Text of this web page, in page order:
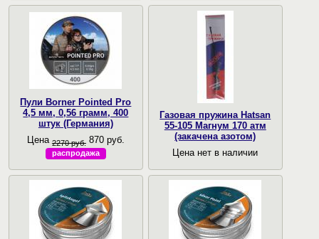
Пули Borner Pointed Pro
4,5 мм, 0,56 грамм, 400
штук (Германия)
Цена 2270 руб. 870 руб.
распродажа
Газовая пружина Hatsan
55-105 Магнум 170 атм
(закачена азотом)
Цена нет в наличии